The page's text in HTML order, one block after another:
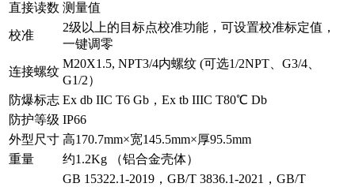
直接读数 测量值
校准
2级以上的目标点校准功能，可设置校准标定值，
一键调零
连接螺纹
M20X1.5, NPT3/4内螺纹 (可选1/2NPT、G3/4、
G1/2）
防爆标志 Ex db IIC T6 Gb，Ex tb IIIC T80℃ Db
防护等级 IP66
外型尺寸 高170.7mm×宽145.5mm×厚95.5mm
重量
约1.2Kg （铝合金壳体）
GB 15322.1-2019，GB/T 3836.1-2021，GB/T